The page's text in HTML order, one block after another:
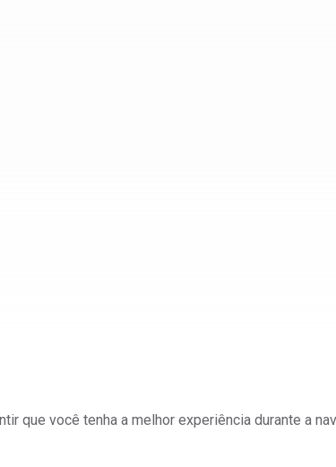
que você tenha a melhor experiência durante a
de Metalurgia, Materiais e Mineração